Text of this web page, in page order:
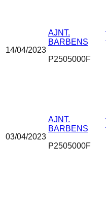
14/04/2023
AJNT.
BARBENS
P2505000F
03/04/2023
AJNT.
BARBENS
P2505000F